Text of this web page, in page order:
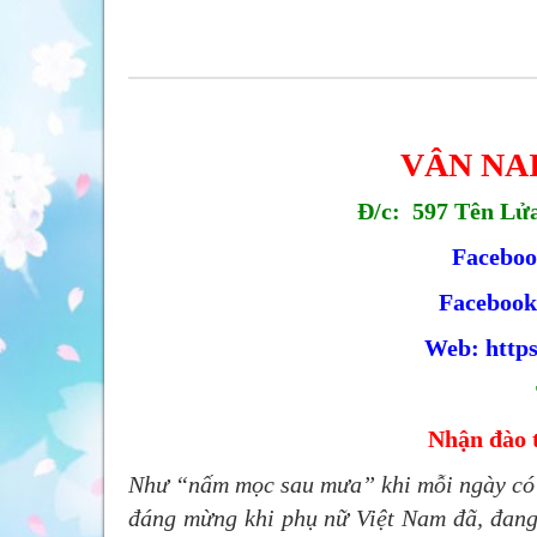
VÂN
Đ/c: 597 Tên
Web:
Nhận đào
Như “nấm mọc sau mưa” khi mỗi ngày
đáng mừng khi phụ nữ Việt Nam đã,